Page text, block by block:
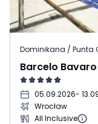
Dominikana / Punta
Barcelo
05.09.2026-
Wrocław
All Inclusive